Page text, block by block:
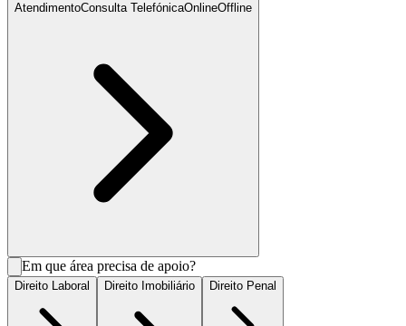
AtendimentoConsulta TelefónicaOnlineOffline
Em que área precisa de apoio?
Direito Laboral Direito Imobiliário Direito Penal